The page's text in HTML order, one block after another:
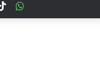
TikTok